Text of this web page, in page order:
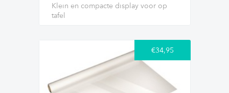
Klein en compacte display voor op
tafel
€34,95